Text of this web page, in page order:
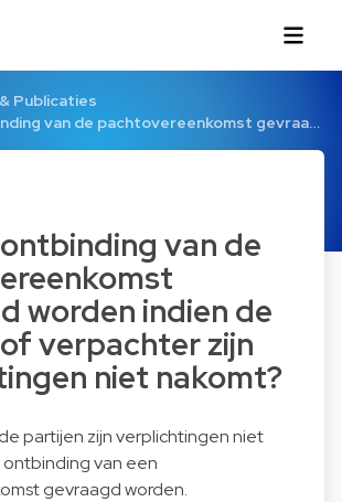
Publicaties
van de pachtovereenkomst gevraa…
van de
worden indien de
verpachter zijn
niet nakomt?
partijen zijn verplichtingen niet
van een
gevraagd worden.